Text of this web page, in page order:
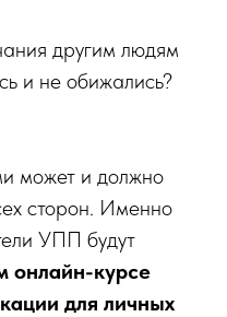
другим людям
и не обижались?
может и должно
сторон. Именно
УПП будут
онлайн-курсе
для личных